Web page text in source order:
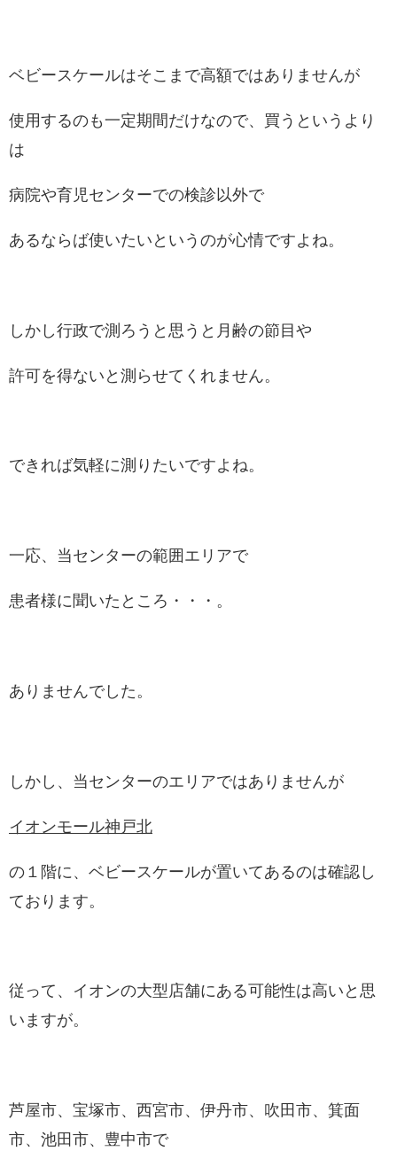
ベビースケールはそこまで高額ではありませんが
使用するのも一定期間だけなので、買うというより
は
病院や育児センターでの検診以外で
あるならば使いたいというのが心情ですよね。
しかし行政で測ろうと思うと月齢の節目や
許可を得ないと測らせてくれません。
できれば気軽に測りたいですよね。
一応、当センターの範囲エリアで
患者様に聞いたところ・・・。
ありませんでした。
しかし、当センターのエリアではありませんが
イオンモール神戸北
の１階に、ベビースケールが置いてあるのは確認し
ております。
従って、イオンの大型店舗にある可能性は高いと思
いますが。
芦屋市、宝塚市、西宮市、伊丹市、吹田市、箕面
市、池田市、豊中市で